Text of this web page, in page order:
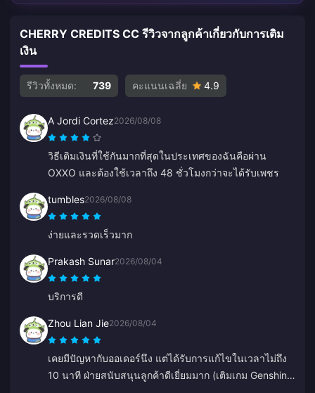
CHERRY CREDITS CC รีวิวจากลูกค้าเกี่ยวกับการเติม
เงิน
รีวิวทั้งหมด: 739 คะแนนเฉลี่ย 4.9
A Jordi Cortez2026/08/08
วิธีเติมเงินที่ใช้กันมากที่สุดในประเทศของฉันคือผ่าน
OXXO และต้องใช้เวลาถึง 48 ชั่วโมงกว่าจะได้รับเพชร
tumbles2026/08/08
ง่ายและรวดเร็วมาก
Prakash Sunar2026/08/04
บริการดี
Zhou Lian Jie2026/08/04
เคยมีปัญหากับออเดอร์นึง แต่ได้รับการแก้ไขในเวลาไม่ถึง
10 นาที ฝ่ายสนับสนุนลูกค้าดีเยี่ยมมาก (เติมเกม Genshin